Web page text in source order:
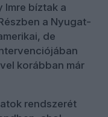
Imre bíztak a
a Nyugat-
de
korábban már
rendszerét